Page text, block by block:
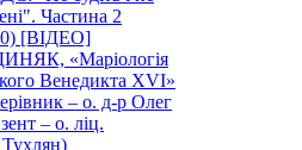
Частина 2
[ВІДЕО]
«Маріологія
Венедикта XVI»
– о. д-р Олег
– о. ліц.